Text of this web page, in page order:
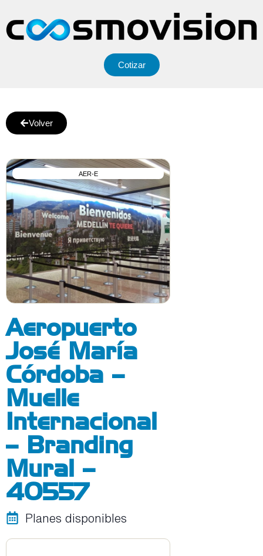
Cotizar
Volver
AER-E
Aeropuerto
José María
Córdoba –
Muelle
Internacional
– Branding
Mural –
40557
Planes disponibles